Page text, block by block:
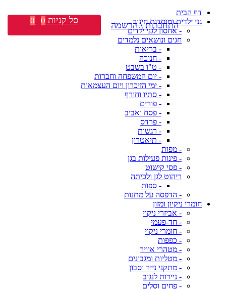
דף הבית
גני ילדים ומוסדות חינוך
- אחסון לגני ילדים
חגים ונושאים נלמדים
- בריאות
- חנוכה
- ט"ו בשבט
- יום המשפחה וחברות
- ימי הזיכרון ויום העצמאות
- סתיו וחורף
- פורים
- פסח ואביב
- פרדס
- רגשות
- תיאטרון
- מפות
- פינות פעילות בגן
- פסי קישוט
ריהוט לגן ולכיתה
- ספות
- הדפסה על מתנות
חומרי ניקיון ומזון
- אביזרי ניקוי
- חד-פעמי
- חומרי ניקוי
- כפפות
- מטהרי אוויר
- מטליות ומגבונים
- מתקני נייר וסבון
- ניירות לנגוב
- פחים וסלים
התחברות \ הרשמה סל קניות 0
0